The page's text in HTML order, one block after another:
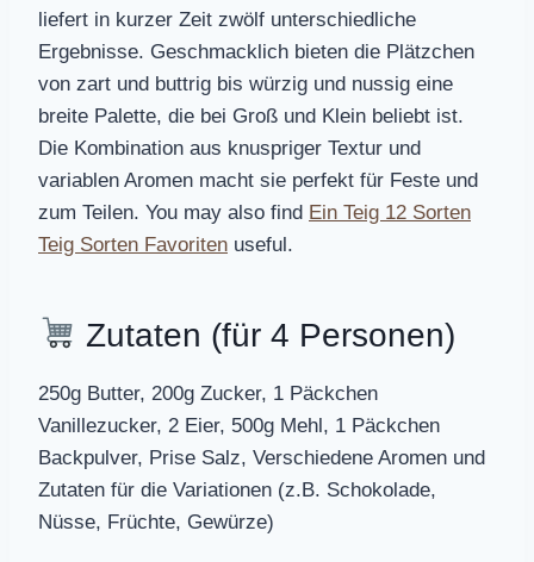
liefert in kurzer Zeit zwölf unterschiedliche
Ergebnisse. Geschmacklich bieten die Plätzchen
von zart und buttrig bis würzig und nussig eine
breite Palette, die bei Groß und Klein beliebt ist.
Die Kombination aus knuspriger Textur und
variablen Aromen macht sie perfekt für Feste und
zum Teilen. You may also find Ein Teig 12 Sorten
Teig Sorten Favoriten useful.
Zutaten (für 4 Personen)
250g Butter, 200g Zucker, 1 Päckchen
Vanillezucker, 2 Eier, 500g Mehl, 1 Päckchen
Backpulver, Prise Salz, Verschiedene Aromen und
Zutaten für die Variationen (z.B. Schokolade,
Nüsse, Früchte, Gewürze)